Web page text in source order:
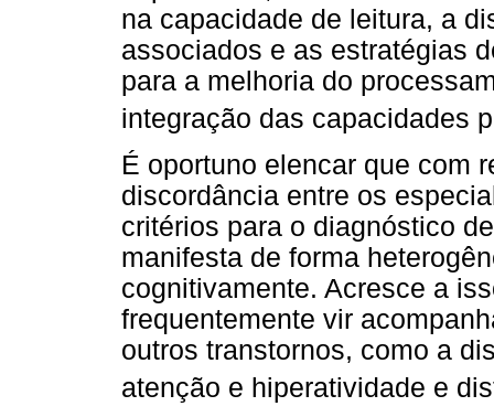
na capacidade de leitura, a
associados e as estratégias
para a melhoria do
integração das capacidades
É oportuno elencar que com
discordância entre os
critérios para o diagnóstico
manifesta de forma
cognitivamente. Acresce a
frequentemente vir
outros transtornos, como a
atenção e hiperatividade e